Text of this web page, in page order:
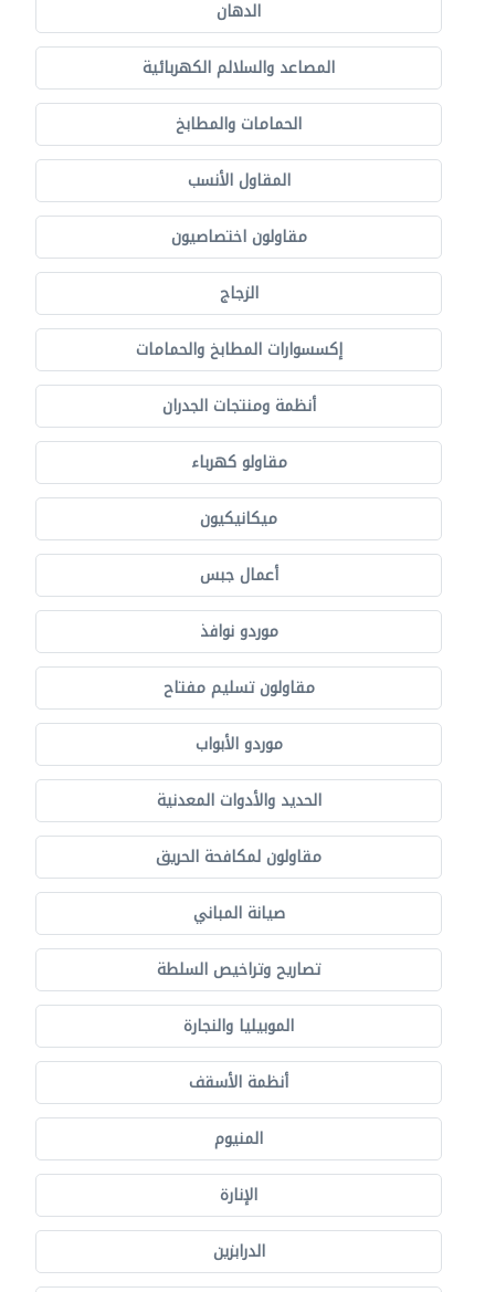
الدهان
المصاعد والسلالم الكهربائية
الحمامات والمطابخ
المقاول الأنسب
مقاولون اختصاصيون
الزجاج
إكسسوارات المطابخ والحمامات
أنظمة ومنتجات الجدران
مقاولو كهرباء
ميكانيكيون
أعمال جبس
موردو نوافذ
مقاولون تسليم مفتاح
موردو الأبواب
الحديد والأدوات المعدنية
مقاولون لمكافحة الحريق
صيانة المباني
تصاريح وتراخيص السلطة
الموبيليا والنجارة
أنظمة الأسقف
المنيوم
الإنارة
الدرابزين